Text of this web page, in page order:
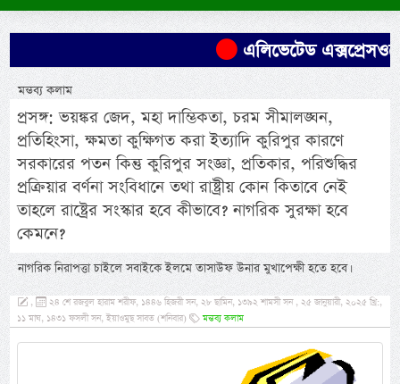
এলিভেটেড
মন্তব্য কলাম
প্রসঙ্গ: ভয়ঙ্কর জেদ, মহা দাম্ভিকতা, চরম সীমালঙ্ঘন,
প্রতিহিংসা, ক্ষমতা কুক্ষিগত করা ইত্যাদি কুরিপুর কারণে
সরকারের পতন কিন্তু কুরিপুর সংজ্ঞা, প্রতিকার, পরিশুদ্ধির
প্রক্রিয়ার বর্ণনা সংবিধানে তথা রাষ্ট্রীয় কোন কিতাবে নেই
তাহলে রাষ্ট্রের সংস্কার হবে কীভাবে? নাগরিক সুরক্ষা হবে
কেমনে?
নাগরিক নিরাপত্তা চাইলে সবাইকে ইলমে তাসাউফ উনার মুখাপেক্ষী হতে হবে।
,
২৪ শে রজবুল হারাম শরীফ, ১৪৪৬ হিজরী সন, ২৮ ছামিন, ১৩৯২ শামসী সন , ২৫ জানুয়ারী, ২০২৫ খ্রি:,
১১ মাঘ, ১৪৩১ ফসলী সন, ইয়াওমুছ সাবত (শনিবার)
মন্তব্য কলাম